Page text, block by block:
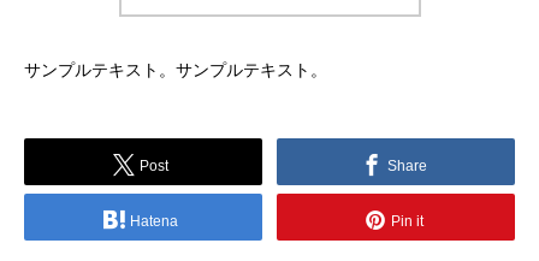
サンプルテキスト。サンプルテキスト。
Post Share
Hatena Pin it